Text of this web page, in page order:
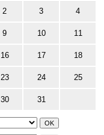
2 3 4
9 10 11
16 17 18
23 24 25
30 31